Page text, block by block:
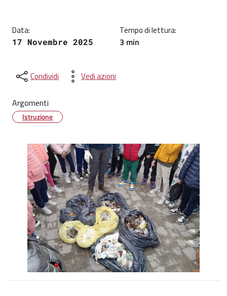
Data:
17 Novembre 2025
Tempo di lettura:
3 min
Condividi Vedi azioni
Argomenti
Istruzione